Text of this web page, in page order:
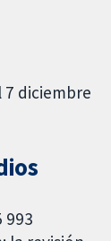
7 diciembre
993